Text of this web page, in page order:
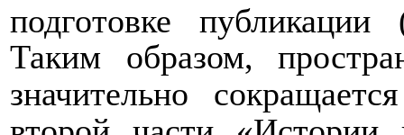
подготовке
Таким образом,
значительно